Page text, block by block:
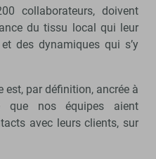
collaborateurs, doivent
du tissu local qui leur
des dynamiques qui s’y
est, par définition, ancrée à
que nos équipes aient
avec leurs clients, sur